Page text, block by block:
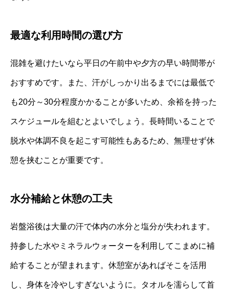
最適な利用時間の選び方
混雑を避けたいなら平日の午前中や夕方の早い時間帯が
おすすめです。また、汗がしっかり出るまでには最低で
も20分～30分程度かかることが多いため、余裕を持った
スケジュールを組むとよいでしょう。長時間いることで
脱水や体調不良を起こす可能性もあるため、無理せず休
憩を挟むことが重要です。
水分補給と休憩の工夫
岩盤浴後は大量の汗で体内の水分と塩分が失われます。
持参した水やミネラルウォーターを利用してこまめに補
給することが望まれます。休憩室があればそこを活用
し、身体を冷やしすぎないように。タオルを濡らして首